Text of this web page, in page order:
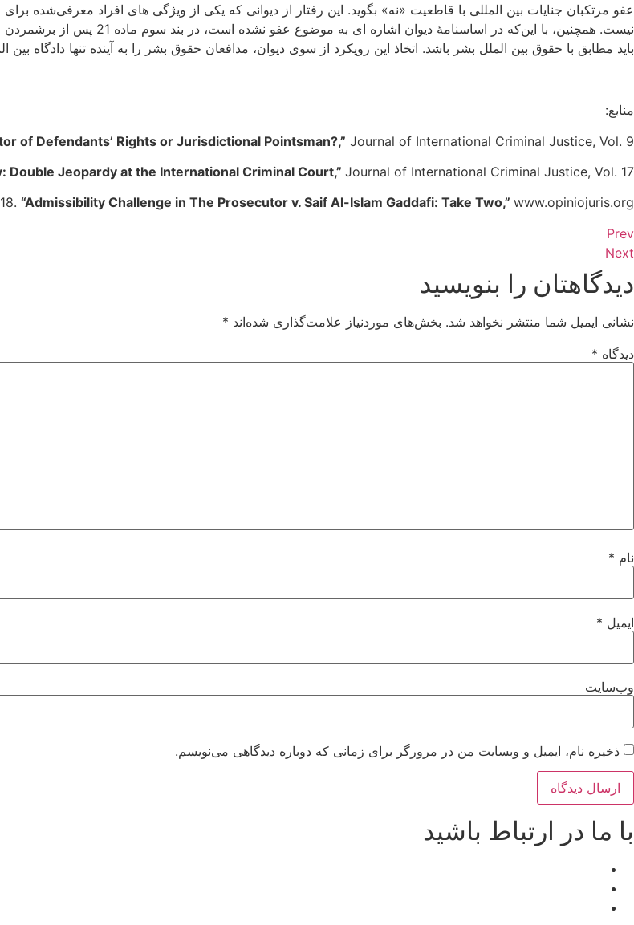
نیست. همچنین، با این‌که در
باید مطابق با حقوق بین الملل بشر باشد. اتخاذ این رویکرد از سوی دیوان، مدافعان حقوق بشر را به آینده تنها دادگاه
منابع:
of Defendants’ Rights or Jurisdictional Pointsman?,” Journal of International Criminal Justice, Vol. 9.
Double Jeopardy at the International Criminal Court,” Journal of International Criminal Justice, Vol. 17.
“Admissibility Challenge in The Prosecutor v. Saif Al-Islam Gaddafi: Take Two,” www.opiniojuris.org.
Prev
Next
دیدگاهتان را بنویسید
نشانی ایمیل شما منتشر نخواهد شد. بخش‌های موردنیاز علامت‌گذاری شده‌اند *
دیدگاه *
نام *
ایمیل *
وب‌سایت
ذخیره نام، ایمیل و وبسایت من در مرورگر برای زمانی که دوباره دیدگاهی می‌نویسم.
با ما در ارتباط باشید